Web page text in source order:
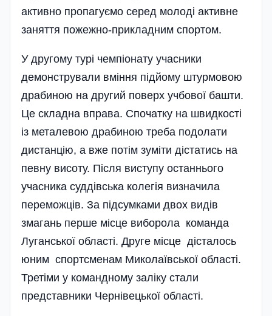
активно пропагуємо серед моло­ді активне
заняття пожежно-прикладним спор­том.
У другому турі чемпіонату учасники
демонстрували вміння підйому штурмовою
драбиною на другий поверх учбової башти.
Це складна вправа. Спочатку на швидкості
із металевою драбиною треба подолати
дистанцію, а вже потім зуміти дістатись на
певну висоту. Після виступу остан­нього
учасника суддівська колегія ви­значила
переможців. За підсумками двох видів
змагань перше місце виборола команда
Луганської області. Друге місце дісталось
юним спортсменам Миколаївської області.
Третіми у командному заліку стали
представники Чернівецької області.